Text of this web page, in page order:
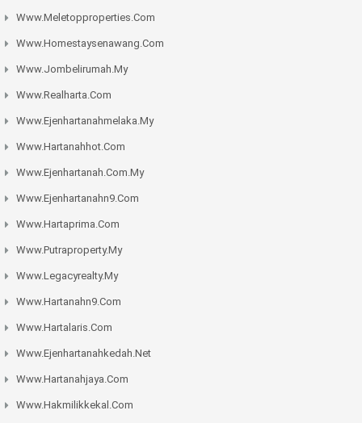
Www.meletopproperties.com
Www.homestaysenawang.com
Www.jombelirumah.my
Www.realharta.com
Www.ejenhartanahmelaka.my
Www.hartanahhot.com
Www.ejenhartanah.com.my
Www.ejenhartanahn9.com
Www.hartaprima.com
Www.putraproperty.my
Www.legacyrealty.my
Www.hartanahn9.com
Www.hartalaris.com
Www.ejenhartanahkedah.net
Www.hartanahjaya.com
Www.hakmilikkekal.com